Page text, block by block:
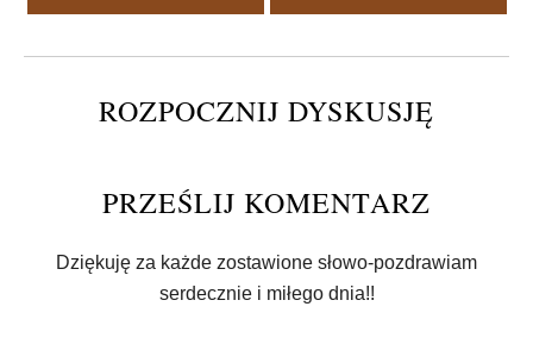
ROZPOCZNIJ DYSKUSJĘ
PRZEŚLIJ KOMENTARZ
Dziękuję za każde zostawione słowo-pozdrawiam
serdecznie i miłego dnia!!